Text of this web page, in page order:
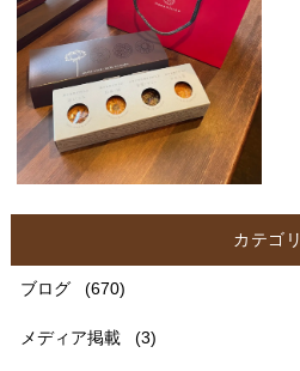
カテゴリ
ブログ (670)
メディア掲載 (3)